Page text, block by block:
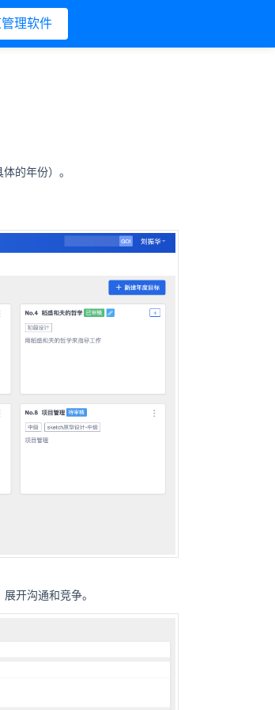
理软件
的年份）。
开沟通和竞争。